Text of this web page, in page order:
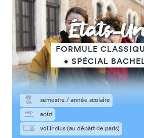
États-
FORMULE
• SPÉCIAL
semestre / année scolaire
août
vol inclus (au départ de paris)